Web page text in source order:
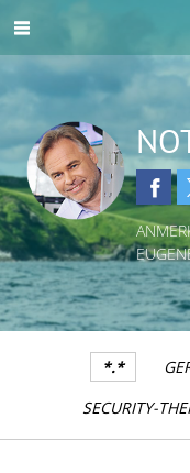
*.*
SECURITY-